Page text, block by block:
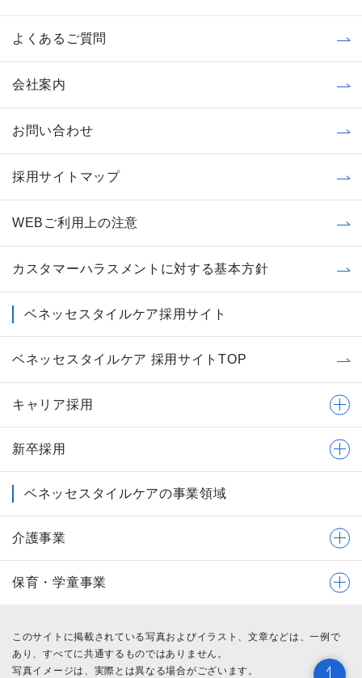
よくあるご質問
会社案内
お問い合わせ
採用サイトマップ
WEBご利用上の注意
カスタマーハラスメントに対する基本方針
ベネッセスタイルケア採用サイト
ベネッセスタイルケア 採用サイトTOP
キャリア採用
新卒採用
ベネッセスタイルケアの事業領域
介護事業
保育・学童事業
このサイトに掲載されている写真およびイラスト、文章などは、一例で
あり、すべてに共通するものではありません。
写真イメージは、実際とは異なる場合がございます。